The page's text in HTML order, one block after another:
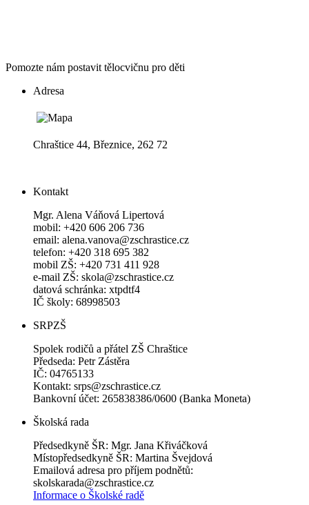
Pomozte nám postavit tělocvičnu pro děti
Adresa
Chraštice 44, Březnice, 262 72
Kontakt
Mgr. Alena Váňová Lipertová
mobil: +420 606 206 736
email: alena.vanova@zschrastice.cz
telefon: +420 318 695 382
mobil ZŠ: +420 731 411 928
e-mail ZŠ: skola@zschrastice.cz
datová schránka: xtpdtf4
IČ školy: 68998503
SRPZŠ
Spolek rodičů a přátel ZŠ Chraštice
Předseda: Petr Zástěra
IČ: 04765133
Kontakt: srps@zschrastice.cz
Bankovní účet: 265838386/0600 (Banka Moneta)
Školská rada
Předsedkyně ŠR: Mgr. Jana Křiváčková
Místopředsedkyně ŠR: Martina Švejdová
Emailová adresa pro příjem podnětů:
skolskarada@zschrastice.cz
Informace o Školské radě